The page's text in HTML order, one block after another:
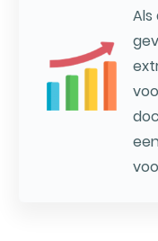
Als